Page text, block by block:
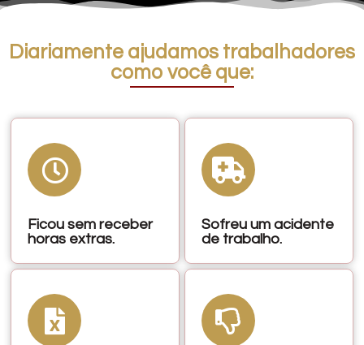
Diariamente ajudamos trabalhadores
como você que:
Ficou sem receber
horas extras.
Sofreu um acidente
de trabalho.